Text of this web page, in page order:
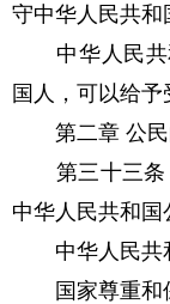
守中华人民共和
中华人民共
国人，可以给予
第二章 公民
第三十三条
中华人民共和国
中华人民共和
国家尊重和